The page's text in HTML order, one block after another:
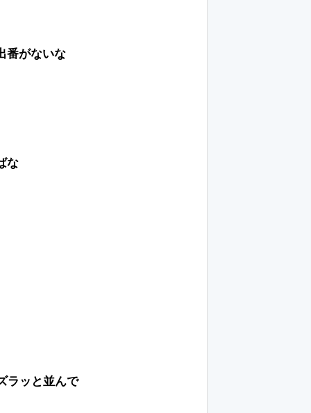
番がないな
な
ラッと並んで